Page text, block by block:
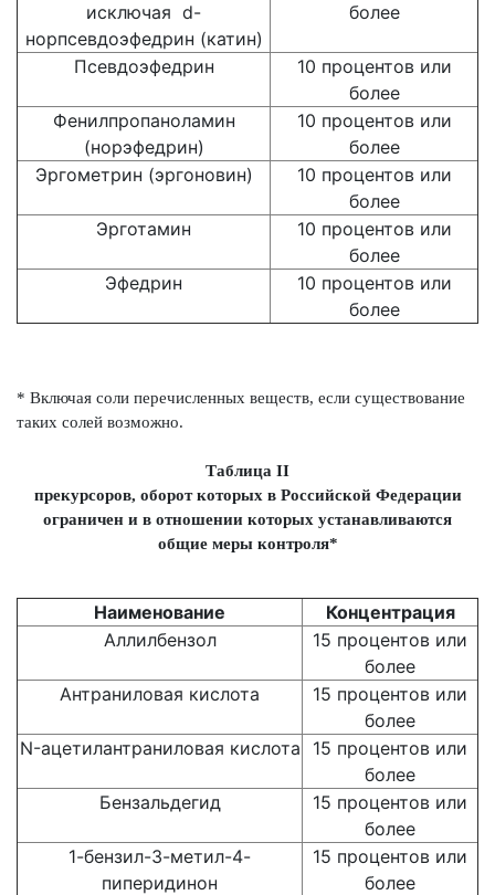
исключая d-
норпсевдоэфедрин (катин)
более
Псевдоэфедрин
10 процентов или
более
Фенилпропаноламин
(норэфедрин)
10 процентов или
более
Эргометрин (эргоновин)
10 процентов или
более
Эрготамин
10 процентов или
более
Эфедрин
10 процентов или
более
* Включая соли перечисленных веществ, если существование
таких солей возможно.
Таблица II
прекурсоров, оборот которых в Российской Федерации
ограничен и в отношении которых устанавливаются
общие меры контроля*
Наименование
Концентрация
Аллилбензол
15 процентов или
более
Антраниловая кислота
15 процентов или
более
N-ацетилантраниловая кислота
15 процентов или
более
Бензальдегид
15 процентов или
более
1-бензил-3-метил-4-
пиперидинон
15 процентов или
более